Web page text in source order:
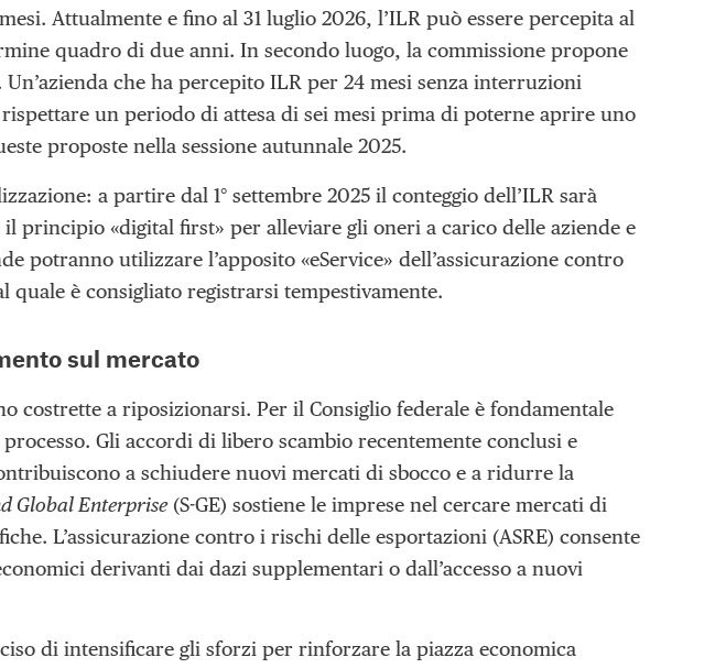
Attualmente e fino al 31 luglio 2026, l’ILR può essere percepita al
quadro di due anni. In secondo luogo, la commissione propone
che ha percepito ILR per 24 mesi senza interruzioni
un periodo di attesa di sei mesi prima di poterne aprire uno
proposte nella sessione autunnale 2025.
a partire dal 1° settembre 2025 il conteggio dell’ILR sarà
principio «digital first» per alleviare gli oneri a carico delle aziende e
potranno utilizzare l’apposito «eService» dell’assicurazione contro
quale è consigliato registrarsi tempestivamente.
sul mercato
costrette a riposizionarsi. Per il Consiglio federale è fondamentale
Gli accordi di libero scambio recentemente conclusi e
a schiudere nuovi mercati di sbocco e a ridurre la
Global Enterprise(S-GE) sostiene le imprese nel cercare mercati di
L’assicurazione contro i rischi delle esportazioni (ASRE) consente
derivanti dai dazi supplementari o dall’accesso a nuovi
di intensificare gli sforzi per rinforzare la piazza economica